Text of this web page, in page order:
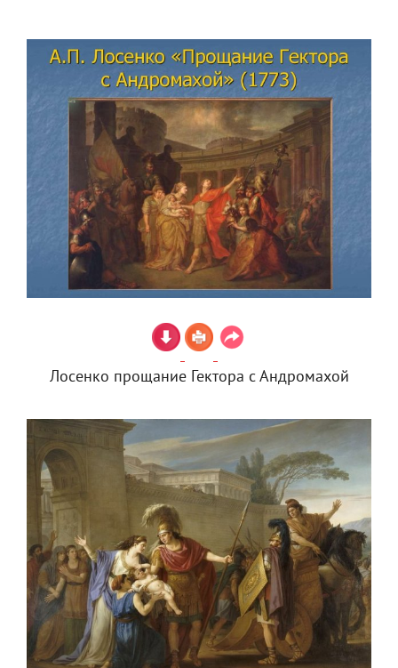
Лосенко прощание Гектора с Андромахой